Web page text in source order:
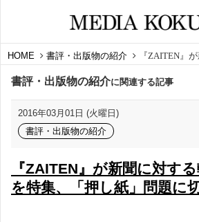
HOME 書評・出版物の紹介 『ZAITEN』
書評・出版物の紹介に関連する記事
2016年03月01日 (火曜日)
書評・出版物の紹介
『ZAITEN』が新聞に対す
を特集、「押し紙」問題に